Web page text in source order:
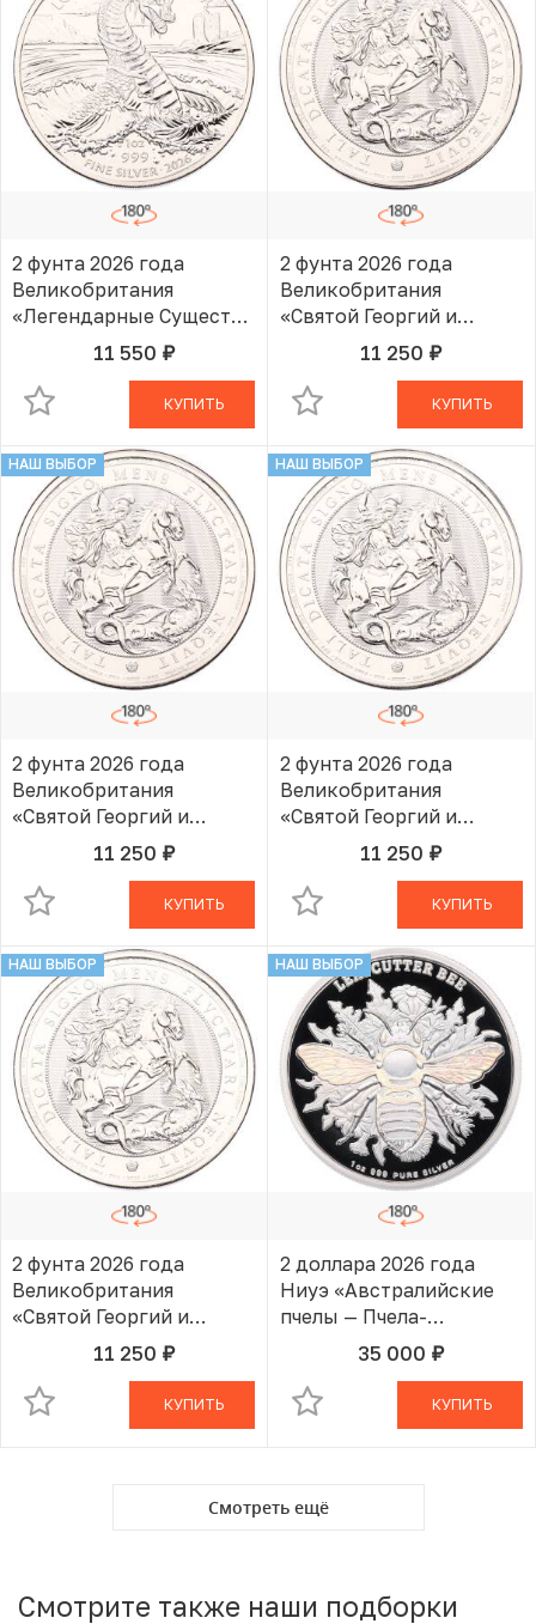
2 фунта 2026 года
Великобритания
«Легендарные Существа
— Лох-Несское
11 550 руб.
В КОРЗИНЕ
КУПИТЬ
2 фунта 2026 года
Великобритания
«Святой Георгий и
Дракон»11 250 руб.
В КОРЗИНЕ
КУПИТЬ
НАШ ВЫБОР
2 фунта 2026 года
Великобритания
«Святой Георгий и
Дракон»11 250 руб.
В КОРЗИНЕ
КУПИТЬ
НАШ ВЫБОР
2 фунта 2026 года
Великобритания
«Святой Георгий и
Дракон»11 250 руб.
В КОРЗИНЕ
КУПИТЬ
НАШ ВЫБОР
2 фунта 2026 года
Великобритания
«Святой Георгий и
Дракон»11 250 руб.
В КОРЗИНЕ
КУПИТЬ
НАШ ВЫБОР
2 доллара 2026 года
Ниуэ «Австралийские
пчелы — Пчела-
листорез»35 000 руб.
В КОРЗИНЕ
КУПИТЬ
Смотреть ещё
Смотрите также наши подборки